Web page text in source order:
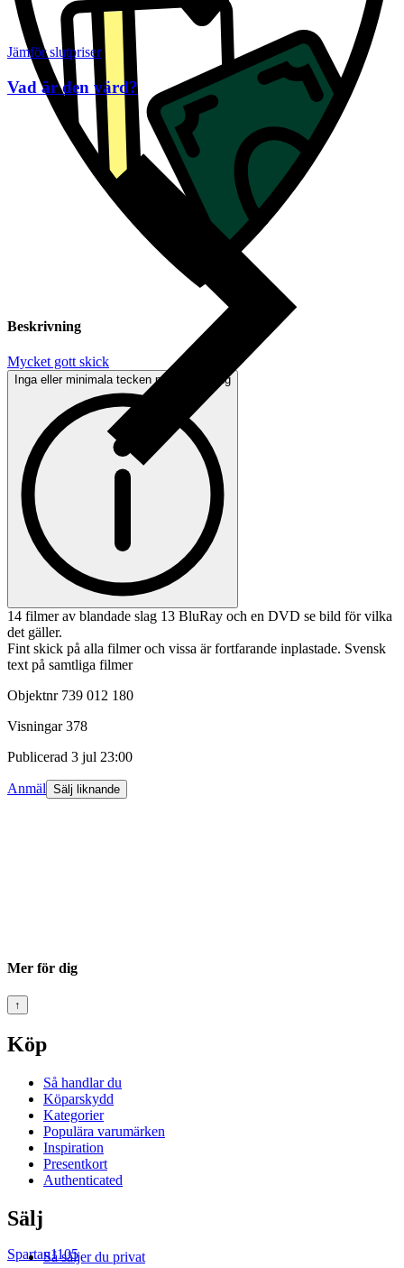
Beskrivning
Mycket gott skick
Inga eller minimala tecken på användning
14 filmer av blandade slag 13 BluRay och en DVD se bild för vilka
det gäller.
Fint skick på alla filmer och vissa är fortfarande inplastade. Svensk
text på samtliga filmer
Objektnr 739 012 180
Visningar 378
Publicerad 3 jul 23:00
Anmäl Sälj liknande
Spartan1105
Jämför slutpriser
Vad är den värd?
Mer för dig
↑
Köp
Så handlar du
Köparskydd
Kategorier
Populära varumärken
Inspiration
Presentkort
Authenticated
Sälj
Så säljer du privat